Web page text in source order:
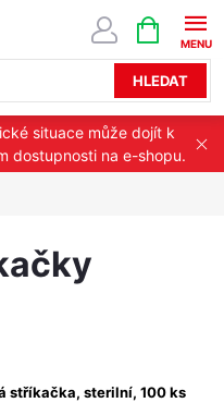
HLEDAT
NÁKUPNÍ
KOŠÍK
situace může dojít k
dostupnosti na e-shopu.
stříkačka, sterilní, 100 ks